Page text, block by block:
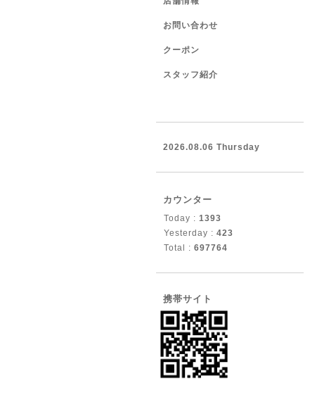
お問い合わせ
クーポン
スタッフ紹介
2026.08.06 Thursday
カウンター
Today : 1393
Yesterday : 423
Total : 697764
携帯サイト